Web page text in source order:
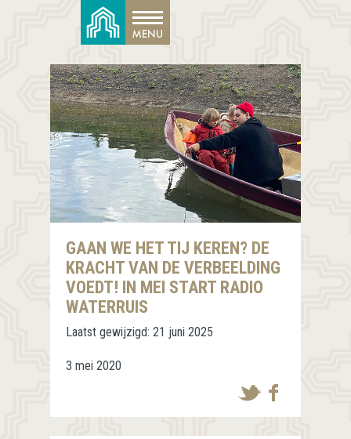
GAAN WE HET TIJ KEREN? DE
KRACHT VAN DE VERBEELDING
VOEDT! IN MEI START RADIO
WATERRUIS
Laatst gewijzigd: 21 juni 2025
3 mei 2020